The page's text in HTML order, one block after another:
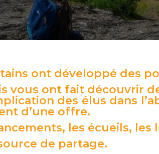
ont développé des
vous ont fait découvrir
des élus dans
d’une offre.
les écueils, les
de partage.